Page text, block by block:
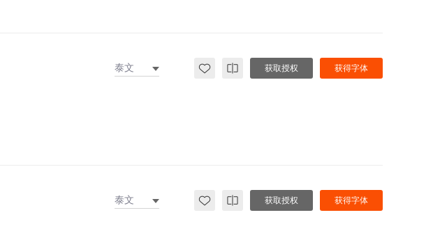
获得字体
获取授权
泰文
获得字体
获取授权
泰文